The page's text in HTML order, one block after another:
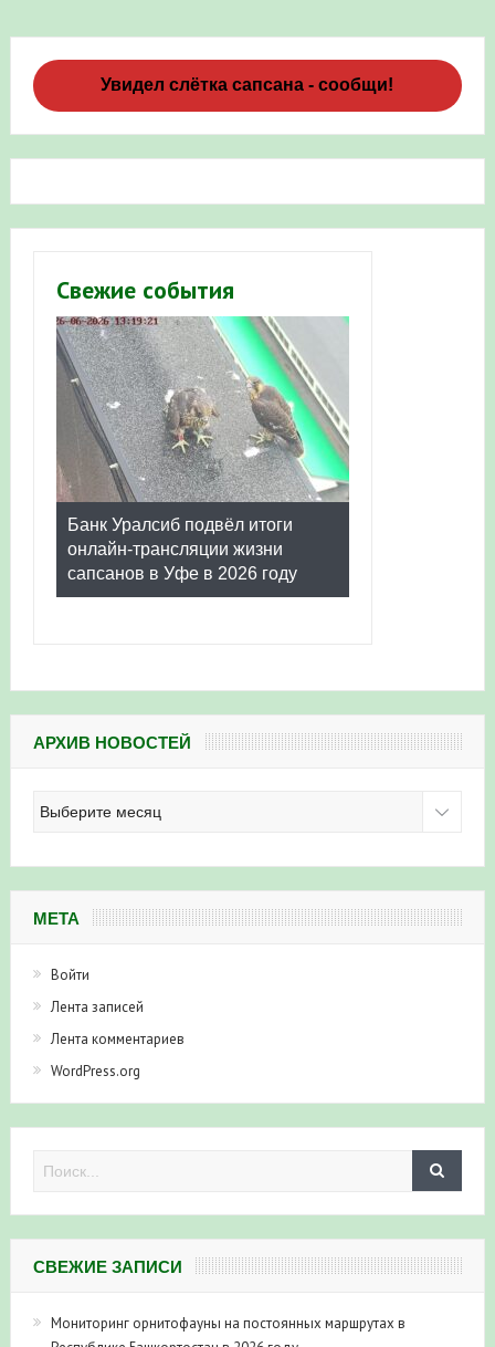
Увидел слётка сапсана - сообщи!
Свежие события
Банк Уралсиб подвёл итоги
онлайн-трансляции жизни
сапсанов в Уфе в 2026 году
АРХИВ НОВОСТЕЙ
новостей
МЕТА
Войти
Лента записей
Лента комментариев
WordPress.org
СВЕЖИЕ ЗАПИСИ
Мониторинг орнитофауны на постоянных маршрутах в